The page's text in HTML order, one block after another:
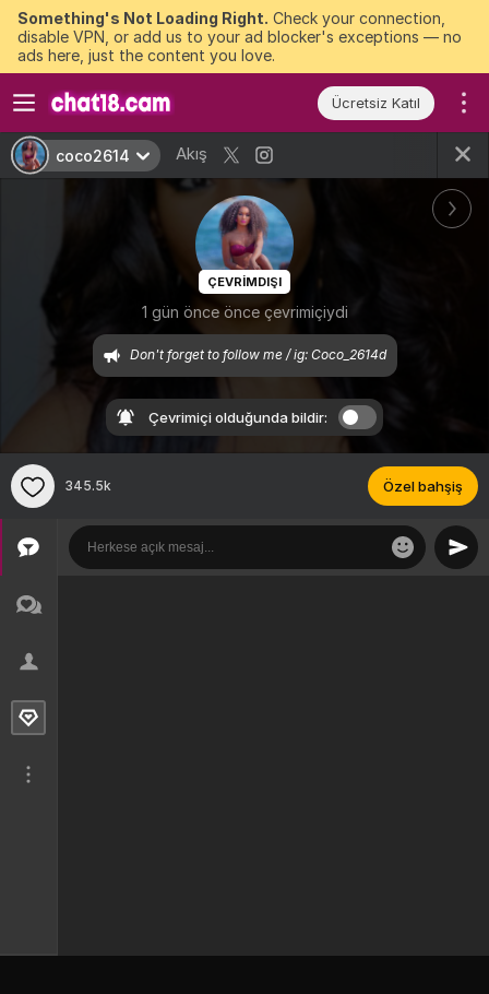
Something's Not Loading Right. Check your connection,
disable VPN, or add us to your ad blocker's exceptions — no
ads here, just the content you love.
Ücretsiz Katıl
coco2614 Akış
ÇEVRIMDIŞI
1 gün önce önce çevrimiçiydi
Don't forget to follow me / ig: Coco_2614d
Çevrimiçi olduğunda bildir:
345.5k Özel bahşiş